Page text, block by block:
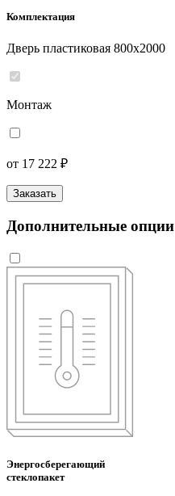
Комплектация
Дверь пластиковая 800x2000
Монтаж
от 17 222 ₽
Заказать
Дополнительные опции
Энергосберегающий
стеклопакет